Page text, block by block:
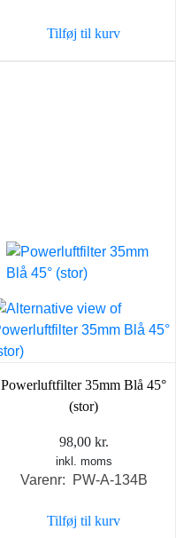
125,00 kr..
Tilføj til kurv
Powerluftfilter 35mm Blå 45°
(stor)
98,00 kr.
inkl. moms
Varenr: PW-A-134B
Tilføj til kurv